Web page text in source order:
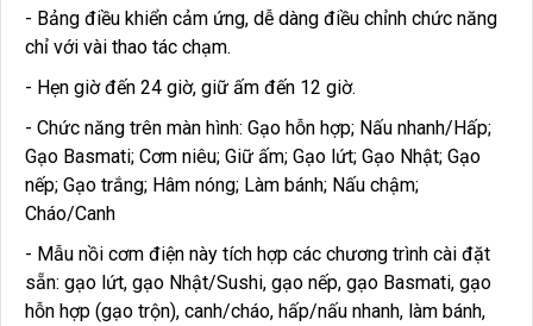
- Bảng điều khiển cảm ứng, dễ dàng điều chỉnh chức năng
chỉ với vài thao tác chạm.
- Hẹn giờ đến 24 giờ, giữ ấm đến 12 giờ.
- Chức năng trên màn hình: Gạo hỗn hợp; Nấu nhanh/Hấp;
Gạo Basmati; Cơm niêu; Giữ ấm; Gạo lứt; Gạo Nhật; Gạo
nếp; Gạo trắng; Hâm nóng; Làm bánh; Nấu chậm;
Cháo/Canh
- Mẫu nồi cơm điện này tích hợp các chương trình cài đặt
sẵn: gạo lứt, gạo Nhật/Sushi, gạo nếp, gạo Basmati, gạo
hỗn hợp (gạo trộn), canh/cháo, hấp/nấu nhanh, làm bánh,